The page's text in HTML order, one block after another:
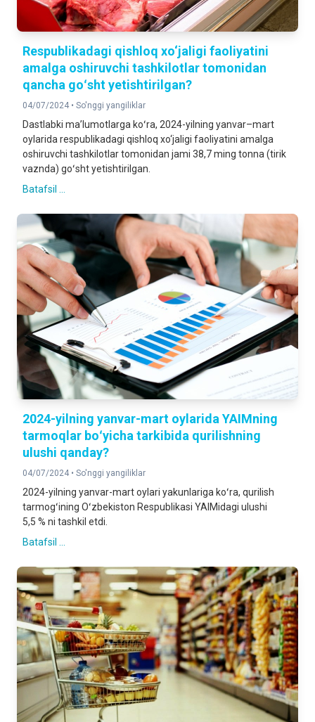
Respublikadagi qishloq xo‘jaligi faoliyatini
amalga oshiruvchi tashkilotlar tomonidan
qancha goʻsht yetishtirilgan?
04/07/2024 • So'nggi yangiliklar
Dastlabki maʼlumotlarga koʻra, 2024-yilning yanvar–mart
oylarida respublikadagi qishloq xo‘jaligi faoliyatini amalga
oshiruvchi tashkilotlar tomonidan jami 38,7 ming tonna (tirik
vaznda) goʻsht yetishtirilgan.
Batafsil ...
2024-yilning yanvar-mart oylarida YAIMning
tarmoqlar boʻyicha tarkibida qurilishning
ulushi qanday?
04/07/2024 • So'nggi yangiliklar
2024-yilning yanvar-mart oylari yakunlariga koʻra, qurilish
tarmogʻining Oʻzbekiston Respublikasi YAIMidagi ulushi
5,5 % ni tashkil etdi.
Batafsil ...